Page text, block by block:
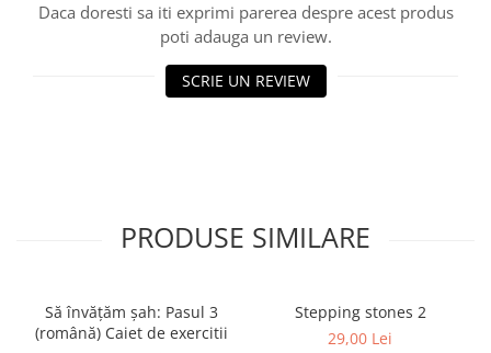
Daca doresti sa iti exprimi parerea despre acest produs
poti adauga un review.
SCRIE UN REVIEW
PRODUSE SIMILARE
Să învățăm șah: Pasul 3
(română) Caiet de exercitii
Stepping stones 2
29,00 Lei